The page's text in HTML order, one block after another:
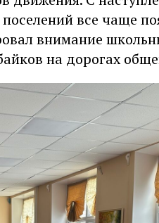
все чаще
внимание
на дорогах